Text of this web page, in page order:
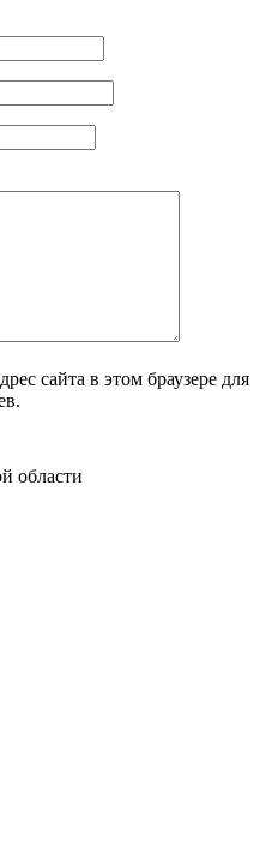
сайта в этом браузере для
области